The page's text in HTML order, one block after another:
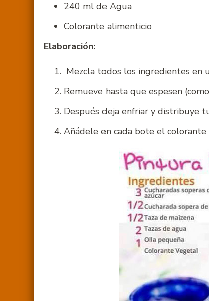
240 ml de Agua
Colorante alimenticio
Elaboración:
Mezcla todos los ingredientes en
Remueve hasta que espesen
Después deja enfriar y distribuye
Añádele en cada bote el colorante